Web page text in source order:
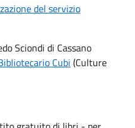
del servizio
Sciondi di Cassano
Cubi (Culture